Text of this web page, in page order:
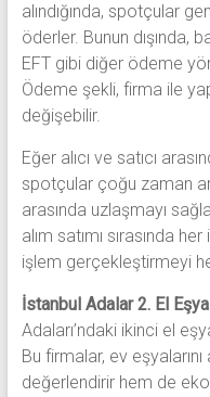
alındığında, spotçular
öderler. Bunun dışında,
EFT gibi diğer ödeme
Ödeme şekli, firma ile
değişebilir.
Eğer alıcı ve satıcı
spotçular çoğu zaman
arasında uzlaşmayı
alım satımı sırasında
işlem gerçekleştirmeyi
İstanbul Adalar 2. El
Adaları’ndaki ikinci el
Bu firmalar, ev
değerlendirir hem de